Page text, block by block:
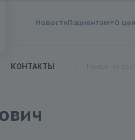
НовостиПациентам О
КОНТАКТЫ